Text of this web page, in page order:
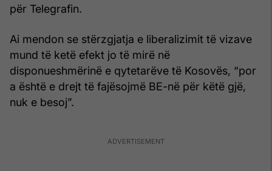
për Telegrafin.
Ai mendon se stërzgjatja e liberalizimit të vizave
mund të ketë efekt jo të mirë në
disponueshmërinë e qytetarëve të Kosovës, “por
a është e drejt të fajësojmë BE-në për këtë gjë,
nuk e besoj”.